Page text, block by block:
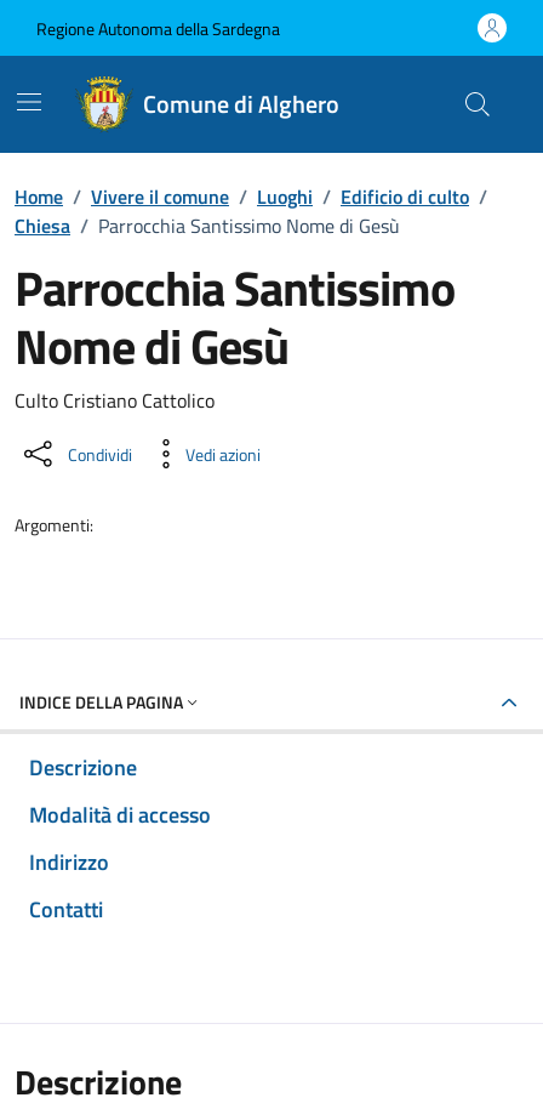
Regione Autonoma della Sardegna
Comune di Alghero
Home / Vivere il comune / Luoghi / Edificio di culto /
Chiesa / Parrocchia Santissimo Nome di Gesù
Parrocchia Santissimo
Nome di Gesù
Dettaglio luogo
Culto Cristiano Cattolico
Condividi Vedi azioni
Argomenti:
INDICE DELLA PAGINA
Descrizione
Modalità di accesso
Indirizzo
Contatti
Descrizione